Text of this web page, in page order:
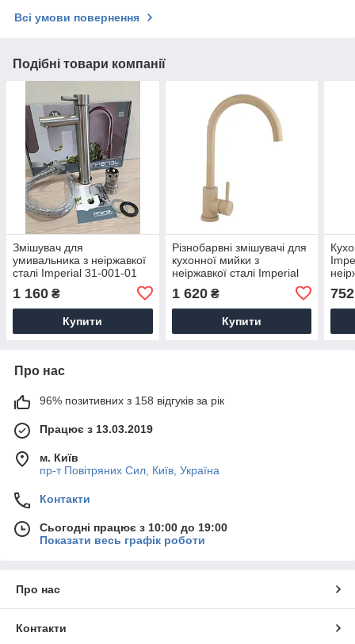
Всі умови повернення
Подібні товари компанії
Змішувач для
умивальника з неіржавкої
сталі Imperial 31-001-01
високу чашу
1 160 ₴
Купити
Різнобарвні змішувачі для
кухонної мийки з
неіржавкої сталі Imperial
31-107MAR-01 пісочний
1 620₴
Купити
752
Про нас
96% позитивних з 158 відгуків за рік
Працює з 13.03.2019
м. Київ
пр-т Повiтряних Сил, Київ, Україна
Контакти
Сьогодні працює з 10:00 до 19:00
Показати весь графік роботи
Про нас
Контакти